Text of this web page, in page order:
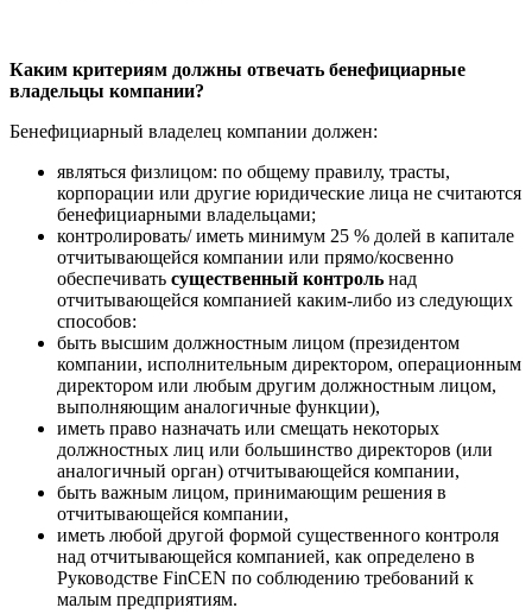
Каким критериям должны отвечать бенефициарные
владельцы компании?
Бенефициарный владелец компании должен:
являться физлицом: по общему правилу, трасты,
корпорации или другие юридические лица не считаются
бенефициарными владельцами;
контролировать/ иметь минимум 25 % долей в капитале
отчитывающейся компании или прямо/косвенно
обеспечивать существенный контроль над
отчитывающейся компанией каким-либо из следующих
способов:
быть высшим должностным лицом (президентом
компании, исполнительным директором, операционным
директором или любым другим должностным лицом,
выполняющим аналогичные функции),
иметь право назначать или смещать некоторых
должностных лиц или большинство директоров (или
аналогичный орган) отчитывающейся компании,
быть важным лицом, принимающим решения в
отчитывающейся компании,
иметь любой другой формой существенного контроля
над отчитывающейся компанией, как определено в
Руководстве FinCEN по соблюдению требований к
малым предприятиям.